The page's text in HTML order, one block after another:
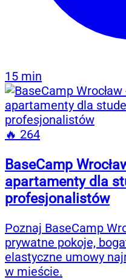
15 min
🔥 264
BaseCamp
apartamenty dla
profesjonalistów
Poznaj BaseCamp
prywatne pokoje,
elastyczne umowy
w mieście.